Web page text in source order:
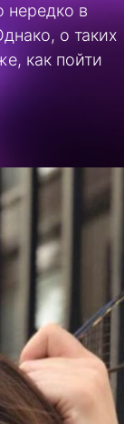
нередко в
о таких
как пойти